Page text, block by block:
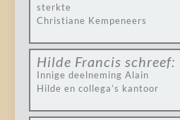
sterkte
Christiane Kempeneers
Hilde Francis schreef:
Innige deelneming Alain
Hilde en collega’s kantoor